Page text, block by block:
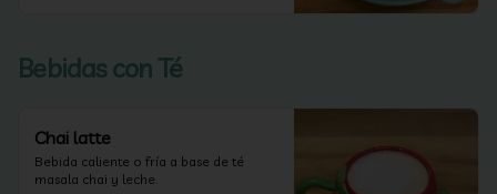
Bebidas con Té
Chai latte
Bebida caliente o fría a base de té
masala chai y leche.